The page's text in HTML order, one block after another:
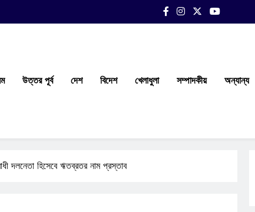
উত্তর পূর্ব দেশ বিদেশ খেলাধুলা সম্পাদকীয় অন্যান্য
দলনেতা হিসেবে ঋতব্রতর নাম প্রস্তাব